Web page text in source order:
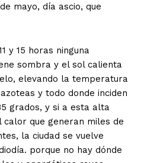
mayo, día ascio, que
y 15 horas ninguna
sombra y el sol calienta
elevando la temperatura
y todo donde inciden
grados, y si a esta alta
que generan miles de
la ciudad se vuelve
porque no hay dónde